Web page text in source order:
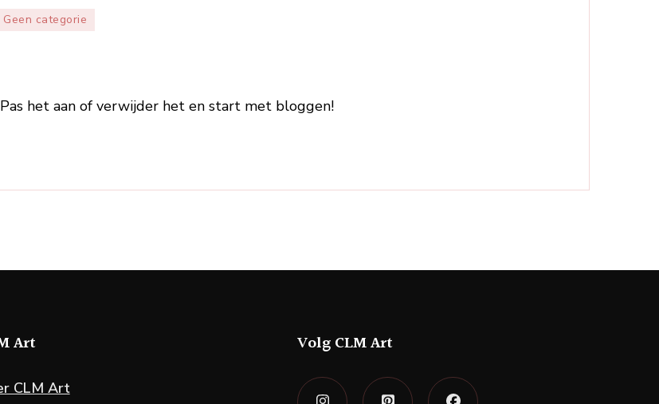
Geen categorie
het aan of verwijder het en start met bloggen!
Art
CLM Art
Volg CLM Art